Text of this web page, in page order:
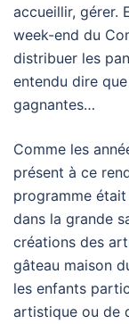
accueillir, gérer.
week-end du
distribuer les
entendu dire
gagnantes…
Comme les
présent à ce
programme
dans la grande
créations des
gâteau maison
les enfants
artistique ou de